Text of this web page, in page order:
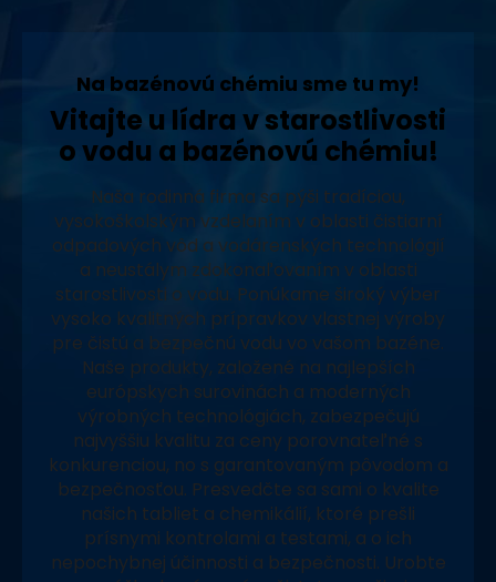
Na bazénovú chémiu sme tu my!
Vitajte u lídra v starostlivosti
o vodu a bazénovú chémiu!
Naša rodinná firma sa pýši tradíciou,
vysokoškolským vzdelaním v oblasti čistiarní
odpadových vôd a vodárenských technológií
a neustálym zdokonaľovaním v oblasti
starostlivosti o vodu. Ponúkame široký výber
vysoko kvalitných prípravkov vlastnej výroby
pre čistú a bezpečnú vodu vo vašom bazéne.
Naše produkty, založené na najlepších
európskych surovinách a moderných
výrobných technológiách, zabezpečujú
najvyššiu kvalitu za ceny porovnateľné s
konkurenciou, no s garantovaným pôvodom a
bezpečnosťou. Presvedčte sa sami o kvalite
našich tabliet a chemikálií, ktoré prešli
prísnymi kontrolami a testami, a o ich
nepochybnej účinnosti a bezpečnosti. Urobte